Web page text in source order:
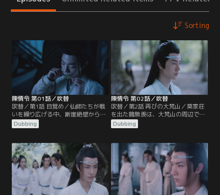
Sorting
陳情令 第01話／吹替
吹替／第1話 目覚め／仙師たちが戦
いを繰り広げる中、断崖絶壁から身
を投げようとする1人の男がいた。
彼の名は魏無羨。手を伸ばし救おう
す江澄。2人の目前で魏無羨は奈落
の底へと落ちていった…。16年後、
魏無羨は莫家荘の一室で莫玄羽とし
て目覚める。蘭陵金氏宗主の隠し子
だった莫玄羽が、自分の命と引き換
えに…。
Dubbing
陳情令 第02話／吹替
吹替／第2話 再びの大梵山／莫家荘
を出た魏無羨は、大梵山の周辺で
人々の魂が奪われる事件が起きてい
ることを知り山へと向かう。大梵山
江氏、師姉 江厭離の忘れ形見の金凌
の率いる蘭陵金氏、そして藍忘機率
いる姑蘇藍氏も集まっていた。魏無
羨は墓守の老人の言葉から祠へと向
かうが…。
Dubbing